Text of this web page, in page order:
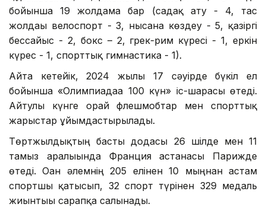
бойынша 19 жолдама бар (садақ ату - 4, тас
жолдағы велоспорт - 3, нысана көздеу - 5, қазіргі
бессайыс - 2, бокс – 2, грек-рим күресі - 1, еркін
күрес - 1, спорттық гимнастика - 1).
Айта кетейік, 2024 жылғы 17 сәуірде бүкіл ел
бойынша «Олимпиадаға 100 күн» іс-шарасы өтеді.
Айтулы күнге орай флешмобтар мен спорттық
жарыстар ұйымдастырылады.
Төртжылдықтың басты додасы 26 шілде мен 11
тамыз аралығында Франция астанасы Парижде
өтеді. Оған әлемнің 205 елінен 10 мыңнан астам
спортшы қатысып, 32 спорт түрінен 329 медаль
жиынтығы сарапқа салынады.